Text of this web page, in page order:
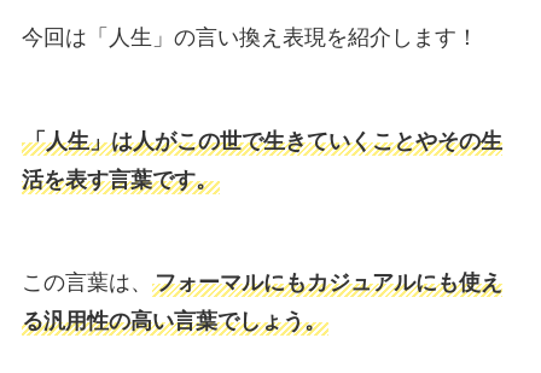
今回は「人生」の言い換え表現を紹介します！
「人生」は人がこの世で生きていくことやその生
活を表す言葉です。
この言葉は、 フォーマルにもカジュアルにも使え
る汎用性の高い言葉でしょう。